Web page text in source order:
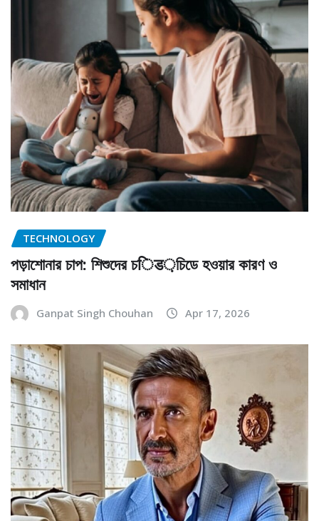
TECHNOLOGY
পড়াশোনার চাপ: শিশুদের চिड়চিডে হওয়ার কারণ ও
সমাধান
Ganpat Singh Chouhan Apr 17, 2026